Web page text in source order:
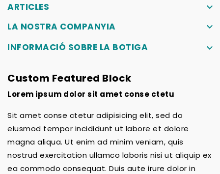
ARTICLES
keyboard_arrow_down
LA NOSTRA COMPANYIA
keyboard_arrow_down
INFORMACIÓ SOBRE LA BOTIGA
keyboard_arrow_down
Custom Featured Block
Lorem ipsum dolor sit amet conse ctetu
Sit amet conse ctetur adipisicing elit, sed do
eiusmod tempor incididunt ut labore et dolore
magna aliqua. Ut enim ad minim veniam, quis
nostrud exercitation ullamco laboris nisi ut aliquip ex
ea commodo consequat. Duis aute irure dolor in